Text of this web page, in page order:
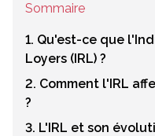
Sommaire
1. Qu'est-ce que
Loyers (IRL) ?
2. Comment l'IRL
?
3. L'IRL et son